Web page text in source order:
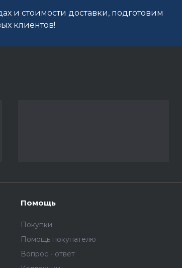
и стоимости доставки, подготовим
клиентов!
Помощь
Покупки
Помощь покупателю
Вопрос - ответ